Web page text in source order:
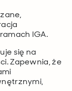
IGA.
się na
Zapewnia, że